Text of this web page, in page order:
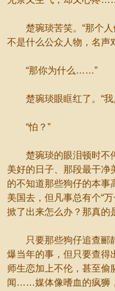
楚琬琰苦笑。“那个人
不是什么公众人物，名
“那你为什么……”
楚琬琰眼眶红了。“
“怕？”
楚琬琰的眼泪顿时不
美好的日子、那段最干
的不知道那些狗仔的本事
美国去，但凡事总有个“
掀了出来怎么办？那真的
只要那些狗仔追查郦
爆当年的事，但只要查
师生恋加上不伦，甚至
闻……媒体像嗜血的疯狮